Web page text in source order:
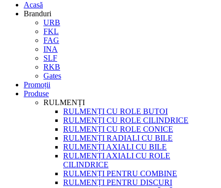
Acasă
Branduri
URB
FKL
FAG
INA
SLF
RKB
Gates
Promoții
Produse
RULMENȚI
RULMENȚI CU ROLE BUTOI
RULMENȚI CU ROLE CILINDRICE
RULMENȚI CU ROLE CONICE
RULMENȚI RADIALI CU BILE
RULMENȚI AXIALI CU BILE
RULMENȚI AXIALI CU ROLE
CILINDRICE
RULMENȚI PENTRU COMBINE
RULMENȚI PENTRU DISCURI